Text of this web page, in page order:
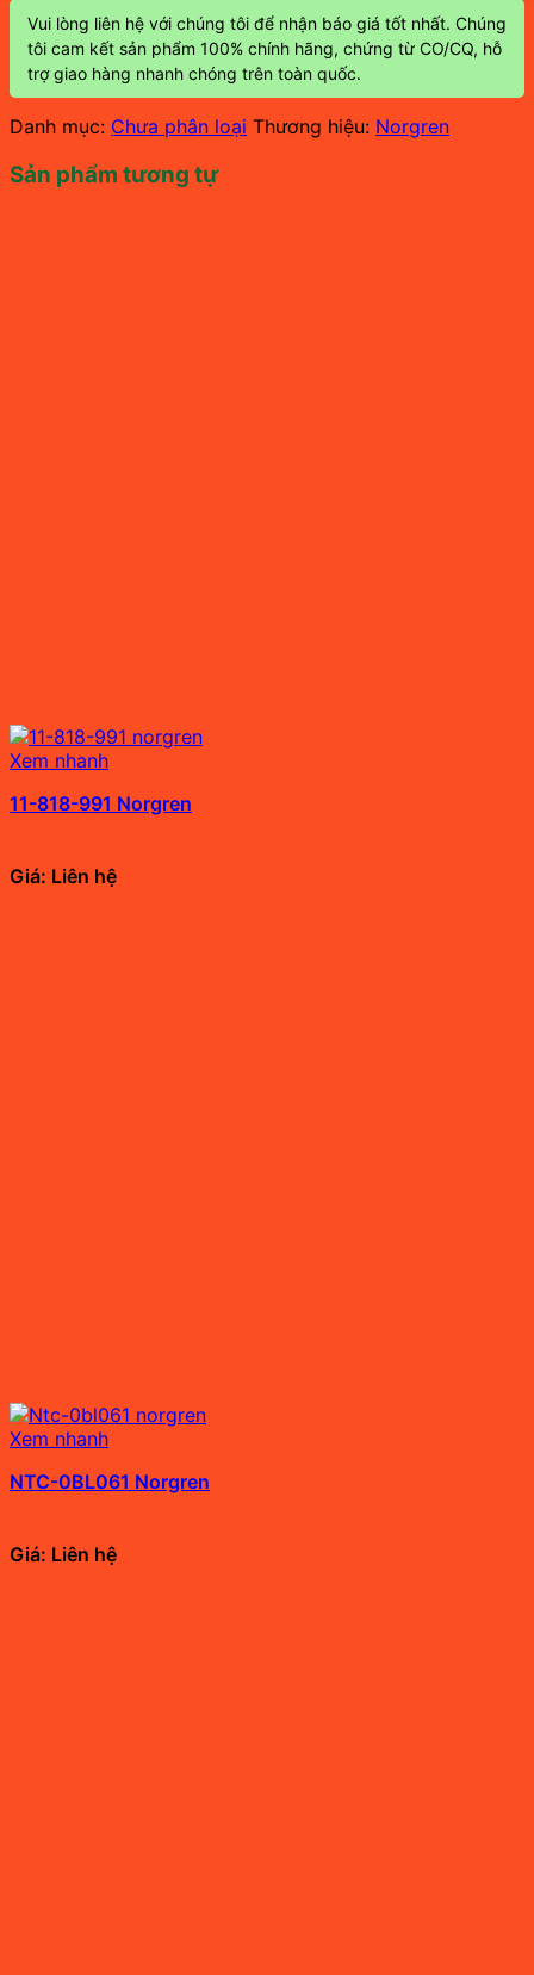
Vui lòng liên hệ với chúng tôi để nhận báo giá tốt nhất. Chúng
tôi cam kết sản phẩm 100% chính hãng, chứng từ CO/CQ, hỗ
trợ giao hàng nhanh chóng trên toàn quốc.
Danh mục: Chưa phân loại Thương hiệu: Norgren
Sản phẩm tương tự
Xem nhanh
11-818-991 Norgren
Giá: Liên hệ
Xem nhanh
NTC-0BL061 Norgren
Giá: Liên hệ